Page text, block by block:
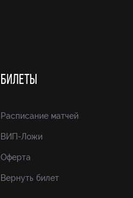
БИЛЕТЫ
Расписание матчей
ВИП-Ложи
Оферта
Вернуть билет